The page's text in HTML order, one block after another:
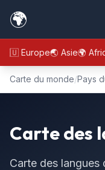
🌍
🇪🇺 Europe🌏 Asie🌍
Carte du monde/Pays
Carte des
Carte des